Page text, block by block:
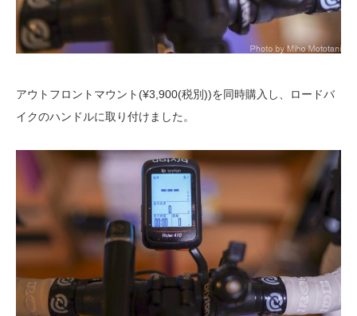
アウトフロントマウント(¥3,900(税別))を同時購入し、ロードバ
イクのハンドルに取り付けました。